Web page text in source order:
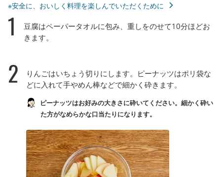
※安全に、おいしく料理を楽しんでいただくために
1
豆腐はペーパータオルに包み、重しをのせて10分ほどお
きます。
2
りんごはいちょう切りにします。ピーナッツはポリ袋な
どに入れて手やめん棒などで細かく砕きます。
ピーナッツはお好みの大きさに砕いてください。細かく砕い
た方がなめらかな口当たりになります。